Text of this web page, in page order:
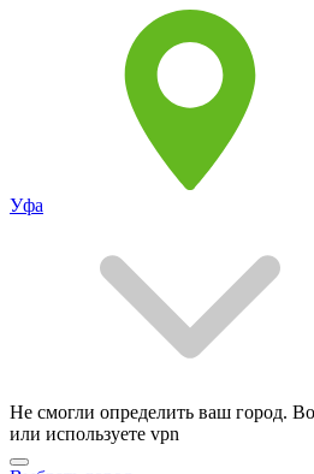
Уфа
Не смогли определить ваш город.
или используете vpn